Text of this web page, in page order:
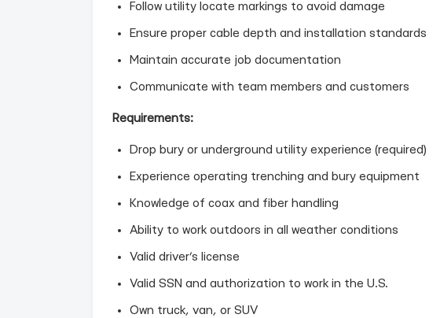
Follow utility locate markings to avoid damage
Ensure proper cable depth and installation standards
Maintain accurate job documentation
Communicate with team members and customers
Requirements:
Drop bury or underground utility experience (required)
Experience operating trenching and bury equipment
Knowledge of coax and fiber handling
Ability to work outdoors in all weather conditions
Valid driver’s license
Valid SSN and authorization to work in the U.S.
Own truck, van, or SUV